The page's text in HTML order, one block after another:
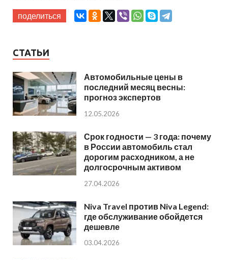
поделиться
СТАТЬИ
Автомобильные цены в
последний месяц весны:
прогноз экспертов
12.05.2026
Срок годности — 3 года: почему
в России автомобиль стал
дорогим расходником, а не
долгосрочным активом
27.04.2026
Niva Travel против Niva Legend:
где обслуживание обойдется
дешевле
03.04.2026